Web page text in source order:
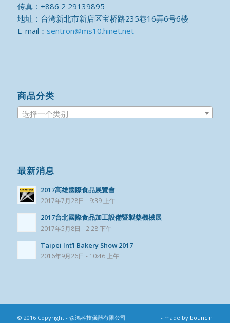
传真：+886 2 29139895
地址：台湾新北市新店区宝桥路235巷16弄6号6楼
E-mail： sentron@ms10.hinet.net
商品分类
选择一个类别
最新消息
2017高雄國際食品展覽會
2017年7月28日 - 9:39 上午
2017台北國際食品加工設備暨製藥機械展
2017年5月8日 - 2:28 下午
Taipei Int’l Bakery Show 2017
2016年9月26日 - 10:46 上午
© 2016 Copyright - 森鴻科技儀器有限公司 - made by bouncin